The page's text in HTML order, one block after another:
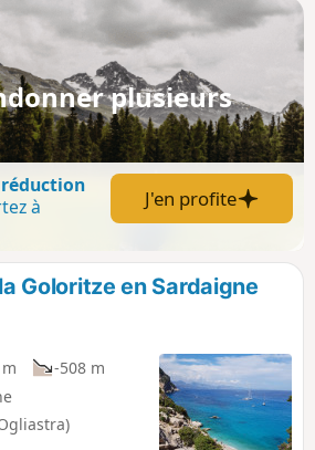
l’aller-retour à
plupart des
plusieurs
réduction
à
J'en profite
Goloritze en Sardaigne
-508 m